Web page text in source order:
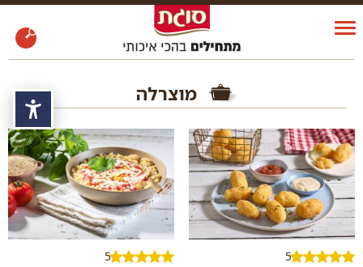
מוצרלה
5
5